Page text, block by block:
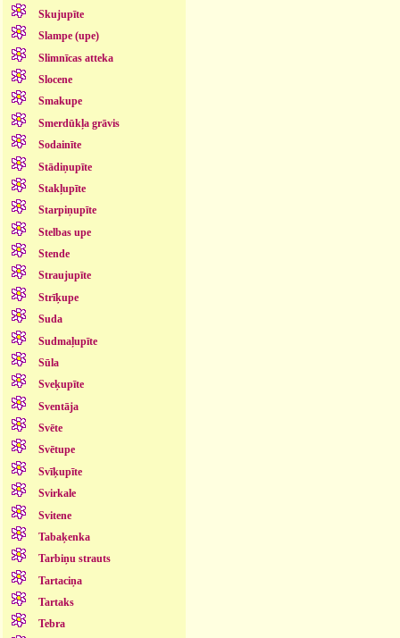
Skujupīte
Slampe (upe)
Slimnīcas atteka
Slocene
Smakupe
Smerdūkļa grāvis
Sodainīte
Stādiņupīte
Stakļupīte
Starpiņupīte
Stelbas upe
Stende
Straujupīte
Strīķupe
Suda
Sudmaļupīte
Sūla
Sveķupīte
Sventāja
Svēte
Svētupe
Svīķupīte
Svirkale
Svitene
Tabaķenka
Tarbiņu strauts
Tartaciņa
Tartaks
Tebra